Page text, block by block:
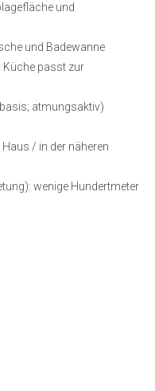
und
und Badewanne
Küche passt zur
atmungsaktiv)
/ in der näheren
wenige Hundertmeter